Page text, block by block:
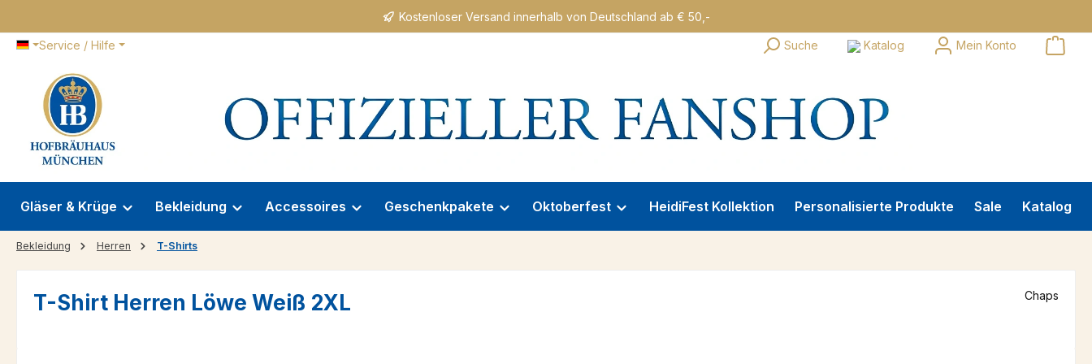
Kostenloser Versand innerhalb von Deutschland ab € 50,-
Service / Hilfe Suche Katalog Mein Konto
Gläser & Krüge Bekleidung Accessoires Geschenkpakete Oktoberfest HeidiFest Kollektion Personalisierte Produkte Sale Katalog
Bekleidung Herren T-Shirts
T-Shirt Herren Löwe Weiß 2XL Chaps